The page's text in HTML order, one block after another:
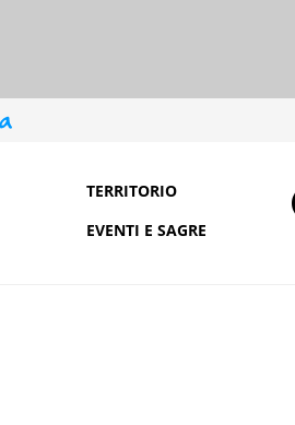
TERRITORIO
EVENTI E SAGRE